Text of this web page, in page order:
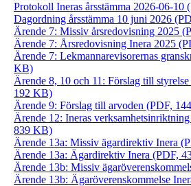
Protokoll Ineras årsstämma 2026-06-10
Dagordning årsstämma 10 juni 2026
Ärende 7: Missiv årsredovisning 2025
Ärende 7: Årsredovisning Inera 2025
Ärende 7: Lekmannarevisorernas
KB)
Ärende 8, 10 och 11: Förslag till
192 KB)
Ärende 9: Förslag till arvoden (PDF,
Ärende 12: Ineras
839 KB)
Ärende 13a: Missiv ägardirektiv Inera
Ärende 13a: Ägardirektiv Inera (PDF,
Ärende 13b: Missiv
Ärende 13b: Ägaröverenskommelse